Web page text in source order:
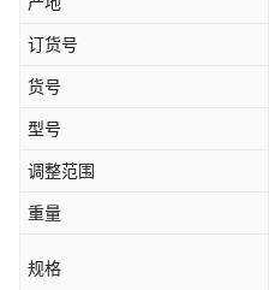
订货号
货号
型号
调整范围
重量
规格